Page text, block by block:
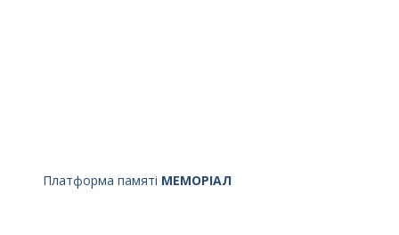
Платформа памяті МЕМОРІАЛ